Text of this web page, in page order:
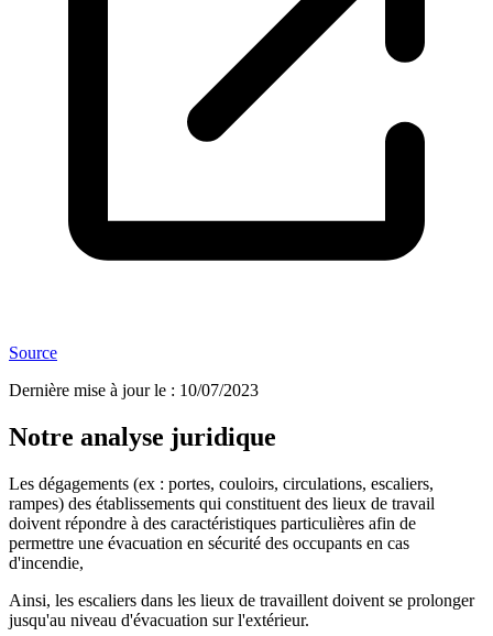
Source
Dernière mise à jour le : 10/07/2023
Notre analyse juridique
Les dégagements (ex : portes, couloirs, circulations, escaliers,
rampes) des établissements qui constituent des lieux de travail
doivent répondre à des caractéristiques particulières afin de
permettre une évacuation en sécurité des occupants en cas
d'incendie,
Ainsi, les escaliers dans les lieux de travaillent doivent se prolonger
jusqu'au niveau d'évacuation sur l'extérieur.